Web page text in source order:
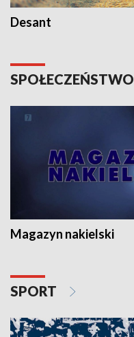
Desant
SPOŁECZEŃSTWO
Magazyn nakielski
SPORT